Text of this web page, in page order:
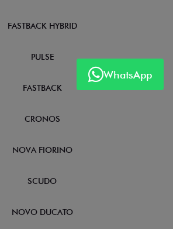
WhatsApp
FASTBACK HYBRID
PULSE
FASTBACK
CRONOS
NOVA FIORINO
SCUDO
NOVO DUCATO